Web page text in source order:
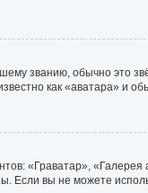
званию, обычно это
как «аватара» и
«Граватар»,
Если вы не можете